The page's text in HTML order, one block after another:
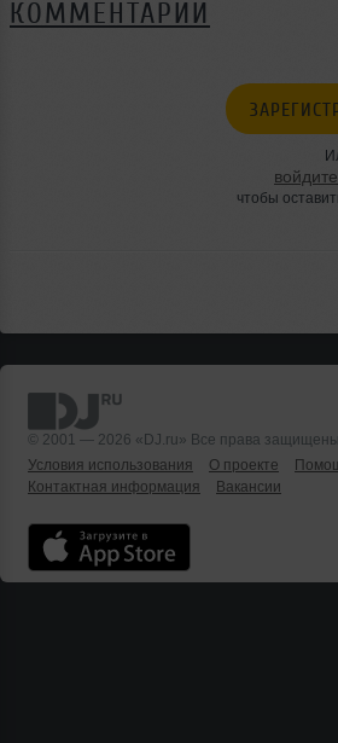
КОММЕНТАРИИ
чтобы
© 2001 — 2026 «DJ.ru» Все права защищены.
Условия использования
О проекте
Контактная информация
Вакансии